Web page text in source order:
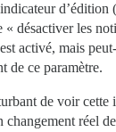
d’édition
« désactiver les
activé, mais
de ce paramètre.
de voir cette
changement réel